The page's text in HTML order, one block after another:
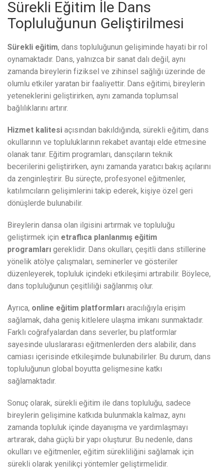
Sürekli Eğitim İle Dans
Topluluğunun Geliştirilmesi
Sürekli eğitim, dans topluluğunun gelişiminde hayati bir rol
oynamaktadır. Dans, yalnızca bir sanat dalı değil, aynı
zamanda bireylerin fiziksel ve zihinsel sağlığı üzerinde de
olumlu etkiler yaratan bir faaliyettir. Dans eğitimi, bireylerin
yeteneklerini geliştirirken, aynı zamanda toplumsal
bağlılıklarını artırır.
Hizmet kalitesi açısından bakıldığında, sürekli eğitim, dans
okullarının ve topluluklarının rekabet avantajı elde etmesine
olanak tanır. Eğitim programları, dansçıların teknik
becerilerini geliştirirken, aynı zamanda yaratıcı bakış açılarını
da zenginleştirir. Bu süreçte, profesyonel eğitmenler,
katılımcıların gelişimlerini takip ederek, kişiye özel geri
dönüşlerde bulunabilir.
Bireylerin dansa olan ilgisini artırmak ve topluluğu
geliştirmek için etraflıca planlanmış eğitim
programları gereklidir. Dans okulları, çeşitli dans stillerine
yönelik atölye çalışmaları, seminerler ve gösteriler
düzenleyerek, topluluk içindeki etkileşimi artırabilir. Böylece,
dans topluluğunun çeşitliliği sağlanmış olur.
Ayrıca, online eğitim platformları aracılığıyla erişim
sağlamak, daha geniş kitlelere ulaşma imkanı sunmaktadır.
Farklı coğrafyalardan dans severler, bu platformlar
sayesinde uluslararası eğitmenlerden ders alabilir, dans
camiası içerisinde etkileşimde bulunabilirler. Bu durum, dans
topluluğunun global boyutta gelişmesine katkı
sağlamaktadır.
Sonuç olarak, sürekli eğitim ile dans topluluğu, sadece
bireylerin gelişimine katkıda bulunmakla kalmaz, aynı
zamanda topluluk içinde dayanışma ve yardımlaşmayı
artırarak, daha güçlü bir yapı oluşturur. Bu nedenle, dans
okulları ve eğitmenler, eğitim sürekliliğini sağlamak için
sürekli olarak yenilikçi yöntemler geliştirmelidir.